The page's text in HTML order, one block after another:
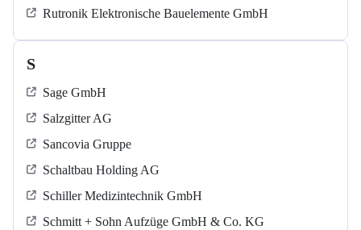
Rutronik Elektronische Bauelemente GmbH
S
Sage GmbH
Salzgitter AG
Sancovia Gruppe
Schaltbau Holding AG
Schiller Medizintechnik GmbH
Schmitt + Sohn Aufzüge GmbH & Co. KG